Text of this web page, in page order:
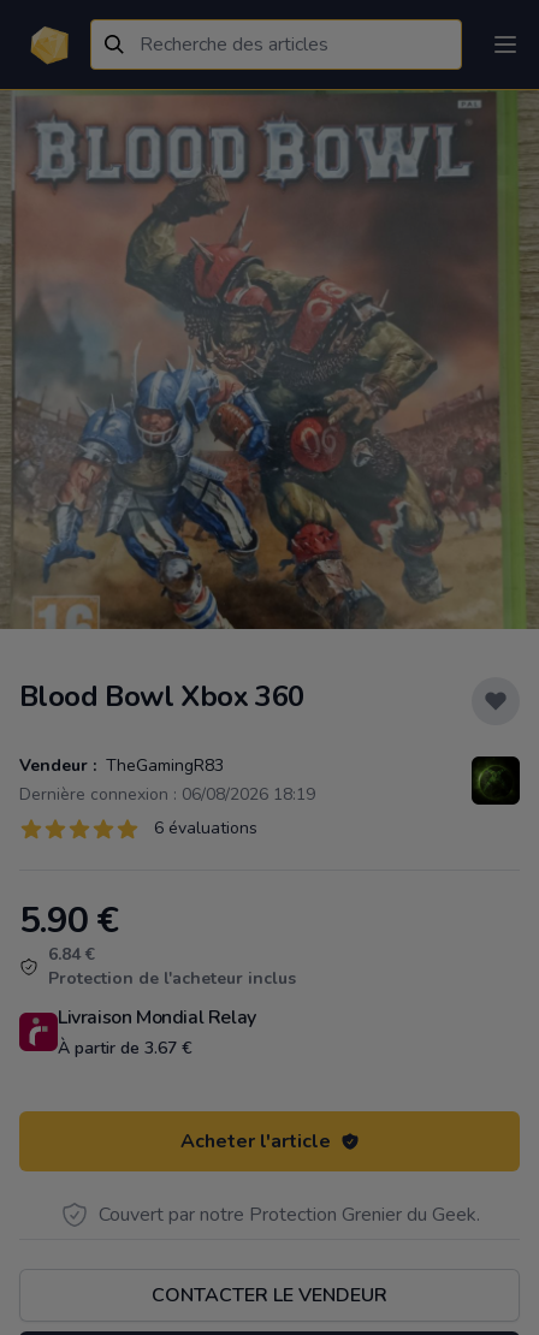
Blood Bowl Xbox 360
Vendeur : TheGamingR83
Dernière connexion : 06/08/2026 18:19
Évaluations
6 sur 5 étoiles 6 évaluations
Product information
5.90€
6.84 €
Protection de l'acheteur inclus
Livraison Mondial Relay
À partir de 3.67 €
Acheter l'article
Couvert par notre Protection Grenier du Geek.
CONTACTER LE VENDEUR